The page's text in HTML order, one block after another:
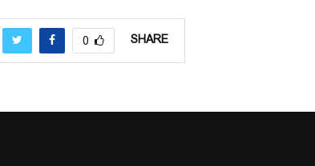
SHARE
0